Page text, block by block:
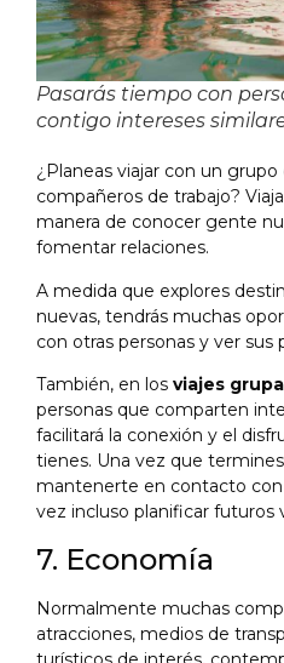
Pasarás tiempo con
contigo intereses
¿Planeas viajar con un
compañeros de trabajo?
manera de conocer gente
fomentar relaciones.
A medida que explores
nuevas, tendrás muchas
con otras personas y ver sus
También, en los viajes
personas que comparten
facilitará la conexión y el
tienes. Una vez que
mantenerte en contacto
vez incluso planificar futuros
7. Economía
Normalmente muchas
atracciones, medios de